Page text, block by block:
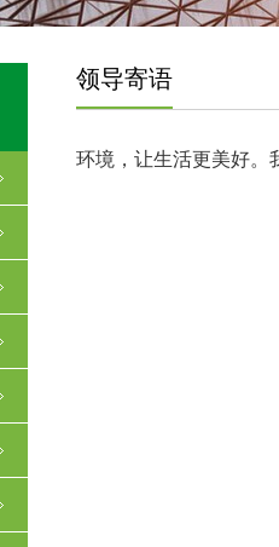
领导寄语
环境，让生活更美好。